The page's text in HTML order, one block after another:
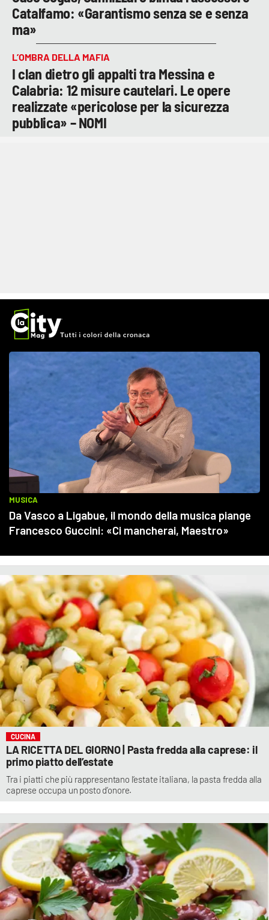
CUCINA
LA RICETTA DEL GIORNO | Pasta fredda alla caprese: il
primo piatto dell’estate
Tra i piatti che più rappresentano l’estate italiana, la pasta fredda alla
caprese occupa un posto d’onore.
Catalfamo: «Garantismo senza se e senza
ma»
L’OMBRA DELLA MAFIA
I clan dietro gli appalti tra Messina e
Calabria: 12 misure cautelari. Le opere
realizzate «pericolose per la sicurezza
pubblica» – NOMI